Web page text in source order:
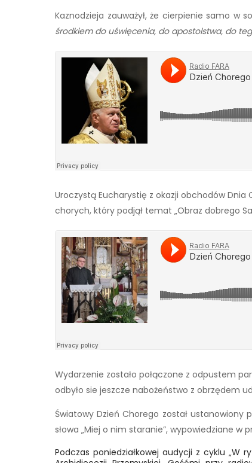
Kaznodzieja zauważył, że cierpienie samo
środkiem do uświęcenia, do apostolstwa, do
Uroczystą Eucharystię z okazji obchodów
chorych, który podjął temat „Obraz dobrego
Wydarzenie zostało połączone z odpustem
odbyło sie jeszcze nabożeństwo z obrzędem
Światowy Dzień Chorego został ustanowiony
słowa „Miej o nim staranie”, wypowiedziane w
Podczas poniedziałkowej audycji z cyklu „W